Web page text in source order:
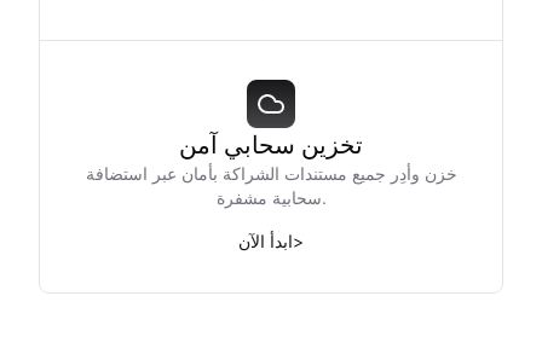
تخزين سحابي آمن
خزن وأدِر جميع مستندات الشراكة بأمان عبر استضافة
سحابية مشفرة.
ابدأ الآن>